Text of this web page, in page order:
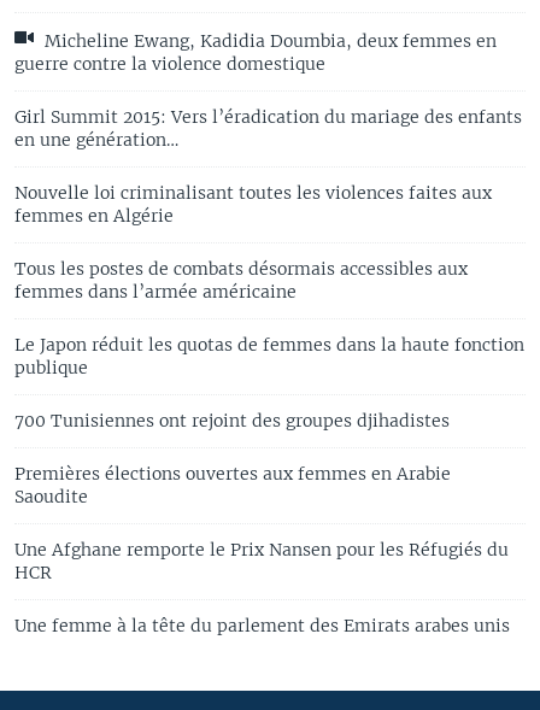
Micheline Ewang, Kadidia Doumbia, deux femmes en
guerre contre la violence domestique
Girl Summit 2015: Vers l’éradication du mariage des enfants
en une génération…
Nouvelle loi criminalisant toutes les violences faites aux
femmes en Algérie
Tous les postes de combats désormais accessibles aux
femmes dans l’armée américaine
Le Japon réduit les quotas de femmes dans la haute fonction
publique
700 Tunisiennes ont rejoint des groupes djihadistes
Premières élections ouvertes aux femmes en Arabie
Saoudite
Une Afghane remporte le Prix Nansen pour les Réfugiés du
HCR
Une femme à la tête du parlement des Emirats arabes unis